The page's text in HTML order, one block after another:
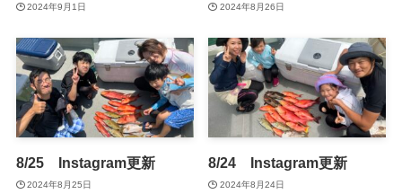
2024年9月1日 2024年8月26日
8/25 Instagram更新
2024年8月25日
8/24 Instagram更新
2024年8月24日